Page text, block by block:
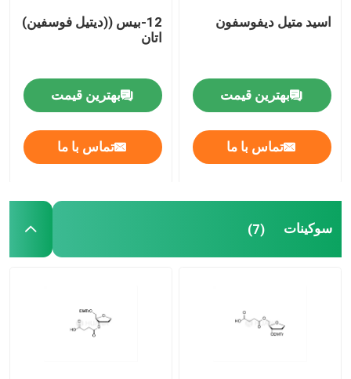
تور کارخانه
موارد
مواد اولیه mRNA
اسید متیل دیفوسفون
بهترین قیمت
تماس با ما
12-بيس ((ديتيل فوسفين)
اتان
بهترین قیمت
تماس با ما
سوکینات (7)